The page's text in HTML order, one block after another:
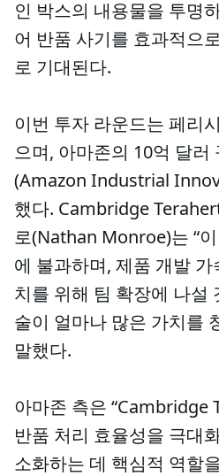
인 박스의 내용물을 투명
어 반품 사기를 효과적으
로 기대된다.
이번 투자 라운드는 페리
으며, 아마존의 10억 달러
(Amazon Industrial
했다. Cambridge
로(Nathan Monroe)는 “
에 불과하며, 제품 개발
치를 위해 팀 확장에 나설
술이 얼마나 많은 가치를
말했다.
아마존 측은 “Cambridge
반품 처리 효율성을 극대
소화하는 데 핵심적 역할